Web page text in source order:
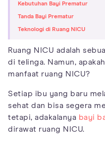
Kebutuhan Bayi Prematur
Tanda Bayi Prematur
Teknologi di Ruang NICU
Ruang NICU adalah
di telinga. Namun,
manfaat ruang NICU?
Setiap ibu yang baru
sehat dan bisa segera
tetapi, adakalanya bayi
dirawat ruang NICU.